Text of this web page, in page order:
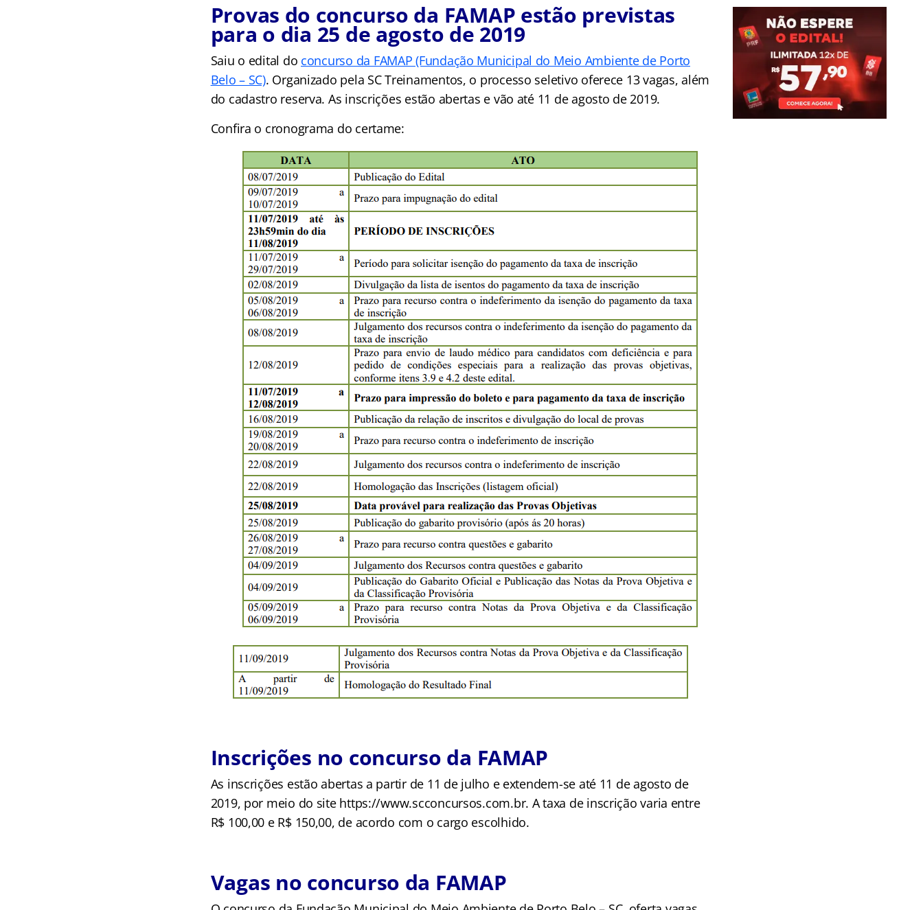
Provas do concurso da FAMAP estão previstas
para o dia 25 de agosto de 2019
Saiu o edital do concurso da FAMAP (Fundação Municipal do Meio Ambiente de Porto
Belo – SC). Organizado pela SC Treinamentos, o processo seletivo oferece 13 vagas, além
do cadastro reserva. As inscrições estão abertas e vão até 11 de agosto de 2019.
Confira o cronograma do certame:
Inscrições no concurso da FAMAP
As inscrições estão abertas a partir de 11 de julho e extendem-se até 11 de agosto de
2019, por meio do site https://www.scconcursos.com.br. A taxa de inscrição varia entre
R$ 100,00 e R$ 150,00, de acordo com o cargo escolhido.
Vagas no concurso da FAMAP